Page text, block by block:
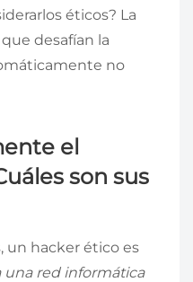
éticos? La
desafían la
no
el
son sus
un hacker ético es
una red informática